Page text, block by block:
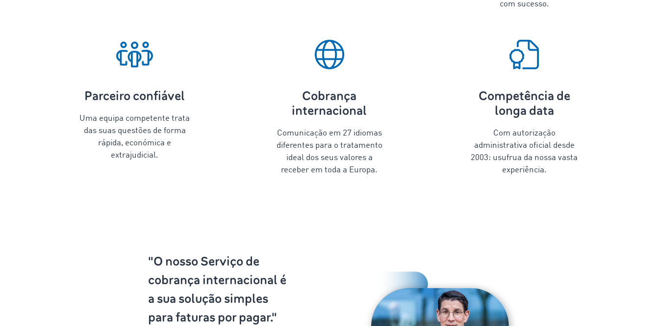
com sucesso.
Parceiro confiável
Uma equipa competente trata
das suas questões de forma
rápida, económica e
extrajudicial.
Cobrança
internacional
Comunicação em 27 idiomas
diferentes para o tratamento
ideal dos seus valores a
receber em toda a Europa.
Competência de
longa data
Com autorização
administrativa oficial desde
2003: usufrua da nossa vasta
experiência.
"O nosso Serviço de
cobrança internacional é
a sua solução simples
para faturas por pagar."